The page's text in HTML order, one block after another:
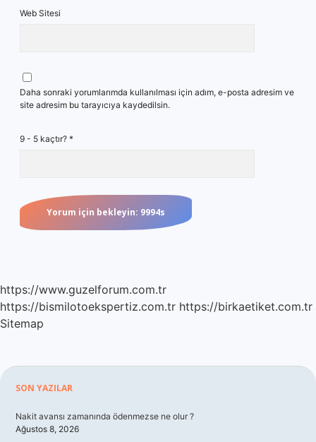
Web Sitesi
Daha sonraki yorumlarımda kullanılması için adım, e-posta adresim ve
site adresim bu tarayıcıya kaydedilsin.
9 - 5 kaçtır? *
https://www.guzelforum.com.tr
https://bismilotoekspertiz.com.tr https://birkaetiket.com.tr
Sitemap
Sidebar
SON YAZILAR
Nakit avansı zamanında ödenmezse ne olur ?
Ağustos 8, 2026